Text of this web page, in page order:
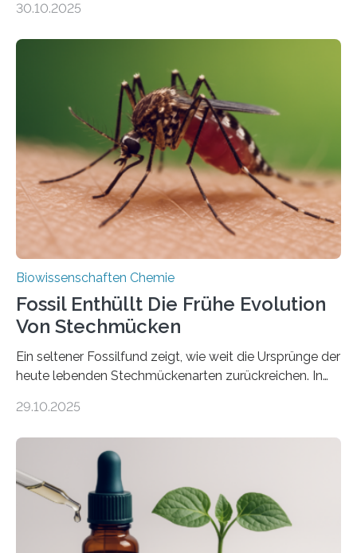
Landpflanzen zählen zu den komplexesten
Grünalgen, die vor Hunderten von Millionen Jahren
lebten. Unter den Vorfahren sticht eine Gruppe heraus,
die noch heute in der Natur vorkommt: die
Süßwasseralge Coleochaetophyceae. Einige Arten
dieser Gruppe bilden aus Zellfäden dichte Geflechte
mit scheibenförmiger Gestalt. Was auffällig ist: Die
nächsten…
30.10.2025
Biowissenschaften Chemie
Fossil Enthüllt Die Frühe Evolution
Von Stechmücken
Ein seltener Fossilfund zeigt, wie weit die Ursprünge der
heute lebenden Stechmückenarten zurückreichen. In
Forschende die bisher älteste bekannte Stechmücken-
Region Kachin in Myanmar und hat sich in
ausgezeichnetem Zustand erhalten. Es konnte als neue
Art einer neuen Gattung beschrieben werden und trägt
nun den Namen Cretosabethes primaevus. Dieser erste
fossile Nachweis einer Stechmückenlarve in Bernstein
stellt gleichzeitig den ersten Fossilfund einer
29.10.2025